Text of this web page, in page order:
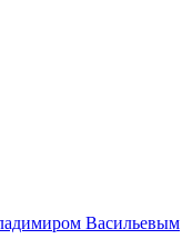
Васильевым